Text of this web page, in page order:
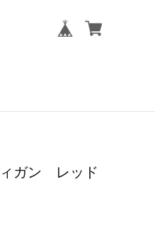
ガン レッド